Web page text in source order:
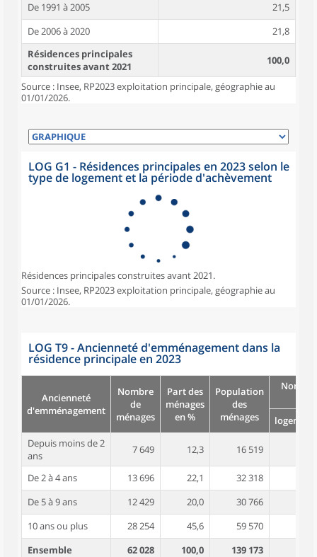
De 1991 à 2005
21,5
De 2006 à 2020
21,8
Résidences principales
construites avant 2021
100,0
Source : Insee, RP2023 exploitation principale, géographie au
01/01/2026.
LOG G1 - Résidences principales en 2023 selon le
type de logement et la période d'achèvement
Résidences principales construites avant 2021.
Source : Insee, RP2023 exploitation principale, géographie au
01/01/2026.
LOG T9 - Ancienneté d'emménagement dans la
résidence principale en 2023
Ancienneté
d'emménagement
Nombre
de
ménages
Part des
ménages
en %
Population
des
ménages
logement
Depuis moins de 2
ans
7 649 12,3 16 519
De 2 à 4 ans 13 696 22,1 32 318
De 5 à 9 ans
12 429 20,0 30 766
10 ans ou plus
28 254 45,6 59 570
Ensemble
62 028 100,0 139 173